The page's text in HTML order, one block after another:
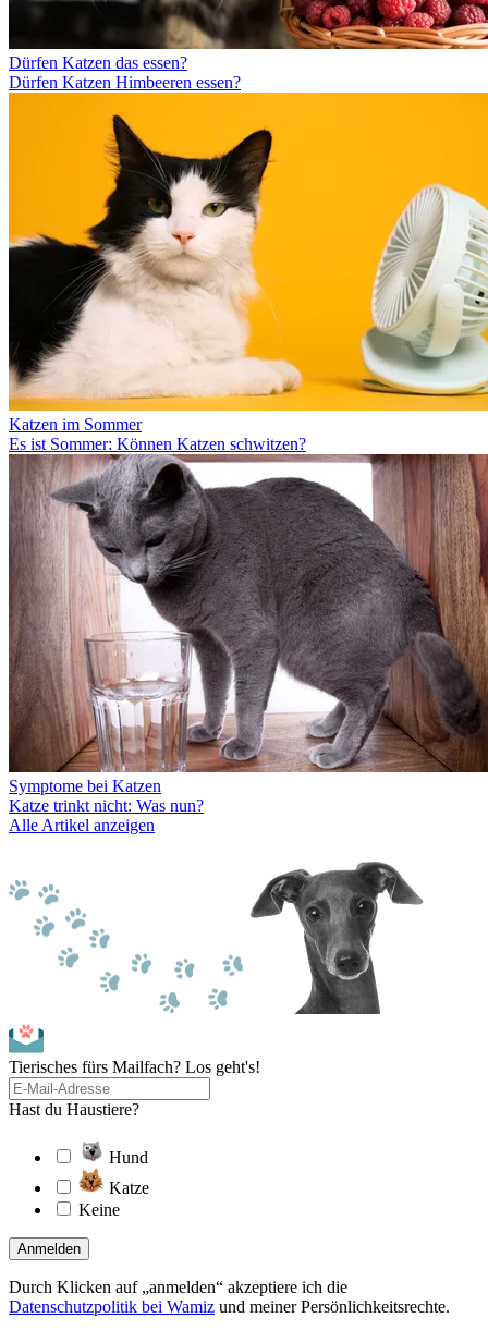
Dürfen Katzen das essen?
Dürfen Katzen Himbeeren essen?
Katzen im Sommer
Es ist Sommer: Können Katzen schwitzen?
Symptome bei Katzen
Katze trinkt nicht: Was nun?
Alle Artikel anzeigen
Tierisches fürs Mailfach? Los geht's!
Hast du Haustiere?
Hund
Katze
Keine
Anmelden
Durch Klicken auf „anmelden“ akzeptiere ich die
Datenschutzpolitik bei Wamiz und meiner Persönlichkeitsrechte.